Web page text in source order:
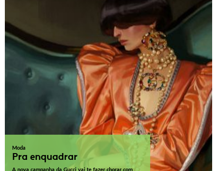
Moda
Pra enquadrar
A nova campanha da Gucci vai te fazer chorar com